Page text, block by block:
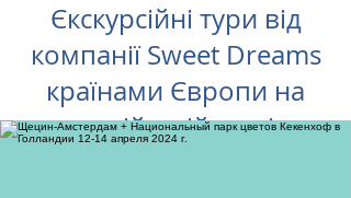
Єкскурсійні тури від
компанії Sweet Dreams
країнами Європи на
російській мові